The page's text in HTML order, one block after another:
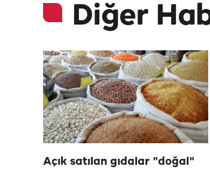
Diğer
Açık satılan gıdalar "doğal"